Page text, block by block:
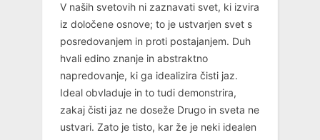
V naših svetovih ni zaznavati svet, ki izvira
iz določene osnove; to je ustvarjen svet s
posredovanjem in proti postajanjem. Duh
hvali edino znanje in abstraktno
napredovanje, ki ga idealizira čisti jaz.
Ideal obvladuje in to tudi demonstrira,
zakaj čisti jaz ne doseže Drugo in sveta ne
ustvari. Zato je tisto, kar že je neki idealen